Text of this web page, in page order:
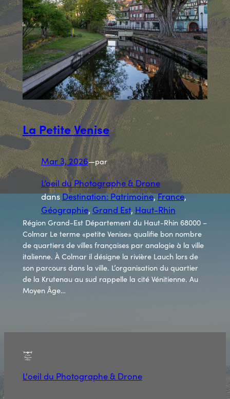
La Petite Venise
Mar 3, 2026—par
L’oeil du Photographe & Drone
dansDestination: Patrimoine, France,
Géographie, Grand Est, Haut-Rhin
Région Grand-Est Département du Haut-Rhin 68000 –
Colmar Le terme «petite Venise» qualifie bon nombre
de quartiers de villes françaises par analogie à la ville
italienne. À Colmar il désigne la rivière Lauch lors de
son parcours dans la ville. L’organisation du quartier
de la Krutenau au sud rappelle la cité Vénitienne. Au
Moyen Âge…
L'oeil du Photographe & Drone